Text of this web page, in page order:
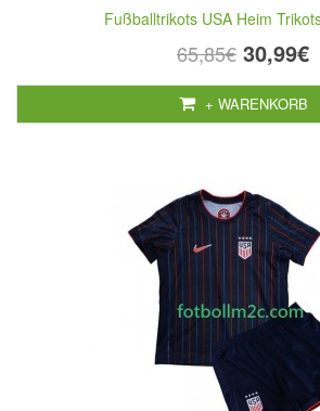
Fußballtrikots USA Heim
65,85€ 30,99€
+ WARENKORB